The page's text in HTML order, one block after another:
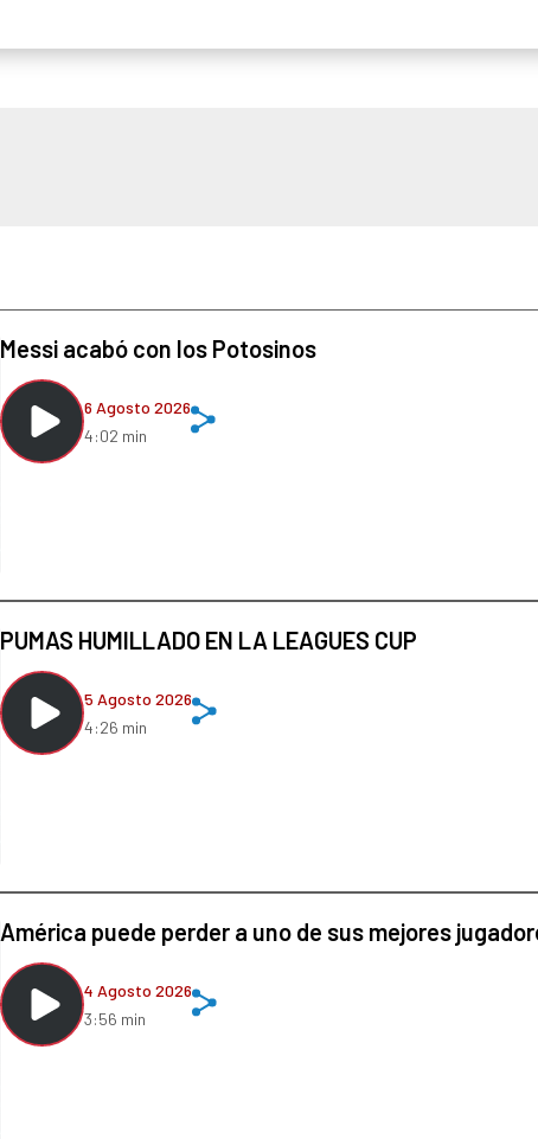
Messi acabó con los Potosinos
6 Agosto 2026
4:02 min
PUMAS HUMILLADO EN LA LEAGUES CUP
5 Agosto 2026
4:26 min
América puede perder a uno de sus mejores
4 Agosto 2026
3:56 min